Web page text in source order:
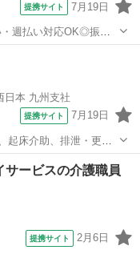
提携サイト 7月19日
安級です♪ ＊スタ
相談には即対応！小さ
日本 九州支社
提携サイト 7月19日
起床介助、排泄・更衣
じ
老人ホームフロア」**の
サービスの介護職員
提携サイト 2月6日